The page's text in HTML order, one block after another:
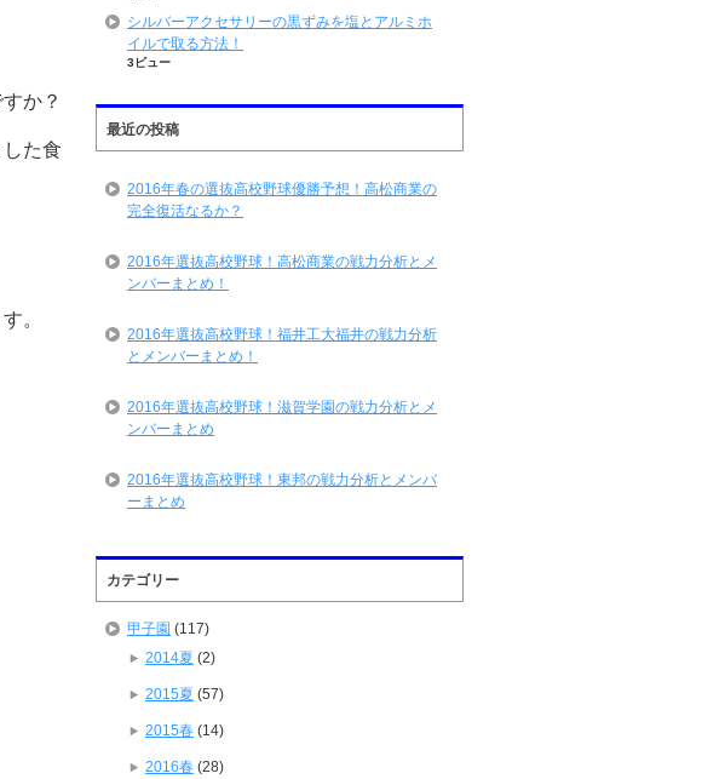
か？
た食
。
シルバーアクセサリーの黒ずみを塩とアルミホ
イルで取る方法！
3ビュー
最近の投稿
2016年春の選抜高校野球優勝予想！高松商業の
完全復活なるか？
2016年選抜高校野球！高松商業の戦力分析とメ
ンバーまとめ！
2016年選抜高校野球！福井工大福井の戦力分析
とメンバーまとめ！
2016年選抜高校野球！滋賀学園の戦力分析とメ
ンバーまとめ
2016年選抜高校野球！東邦の戦力分析とメンバ
ーまとめ
カテゴリー
甲子園 (117)
2014夏 (2)
2015夏 (57)
2015春 (14)
2016春 (28)